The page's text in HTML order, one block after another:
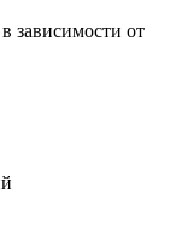
зависимости от